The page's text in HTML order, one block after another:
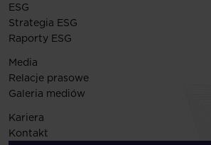
ESG
Strategia ESG
Raporty ESG
Media
Relacje prasowe
Galeria mediów
Kariera
Kontakt